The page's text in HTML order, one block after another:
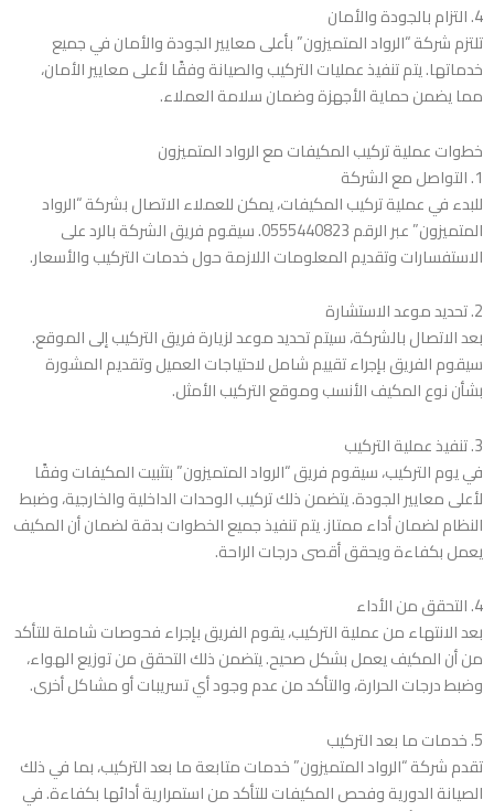
4. التزام بالجودة والأمان
تلتزم شركة “الرواد المتميزون” بأعلى معايير الجودة والأمان في جميع
خدماتها. يتم تنفيذ عمليات التركيب والصيانة وفقًا لأعلى معايير الأمان،
مما يضمن حماية الأجهزة وضمان سلامة العملاء.
خطوات عملية تركيب المكيفات مع الرواد المتميزون
1. التواصل مع الشركة
للبدء في عملية تركيب المكيفات، يمكن للعملاء الاتصال بشركة “الرواد
المتميزون” عبر الرقم 0555440823. سيقوم فريق الشركة بالرد على
الاستفسارات وتقديم المعلومات اللازمة حول خدمات التركيب والأسعار.
2. تحديد موعد الاستشارة
بعد الاتصال بالشركة، سيتم تحديد موعد لزيارة فريق التركيب إلى الموقع.
سيقوم الفريق بإجراء تقييم شامل لاحتياجات العميل وتقديم المشورة
بشأن نوع المكيف الأنسب وموقع التركيب الأمثل.
3. تنفيذ عملية التركيب
في يوم التركيب، سيقوم فريق “الرواد المتميزون” بتثبيت المكيفات وفقًا
لأعلى معايير الجودة. يتضمن ذلك تركيب الوحدات الداخلية والخارجية، وضبط
النظام لضمان أداء ممتاز. يتم تنفيذ جميع الخطوات بدقة لضمان أن المكيف
يعمل بكفاءة ويحقق أقصى درجات الراحة.
4. التحقق من الأداء
بعد الانتهاء من عملية التركيب، يقوم الفريق بإجراء فحوصات شاملة للتأكد
من أن المكيف يعمل بشكل صحيح. يتضمن ذلك التحقق من توزيع الهواء،
وضبط درجات الحرارة، والتأكد من عدم وجود أي تسريبات أو مشاكل أخرى.
5. خدمات ما بعد التركيب
تقدم شركة “الرواد المتميزون” خدمات متابعة ما بعد التركيب، بما في ذلك
الصيانة الدورية وفحص المكيفات للتأكد من استمرارية أدائها بكفاءة. في